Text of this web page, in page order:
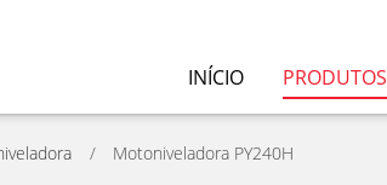
INÍCIO PRODUTOS
Motoniveladora PY240H